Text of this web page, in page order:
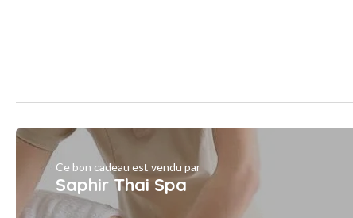
Ce bon cadeau est vendu par
Saphir Thai Spa